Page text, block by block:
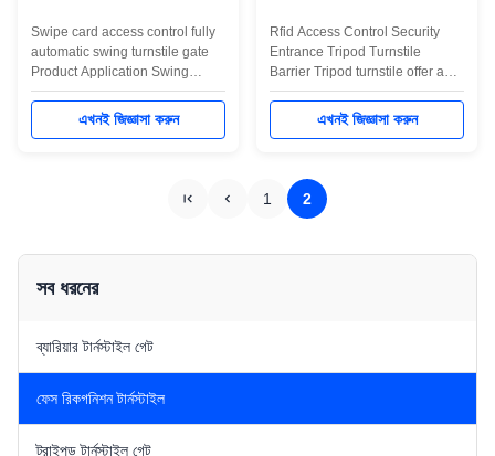
Swipe card access control fully
automatic swing turnstile gate
Product Application Swing
Turnstile ---can be compatible
with IC card, ID card, barcode
card, fingerprint reading card,
এখনই জিজ্ঞাসা করুন
Rfid Access Control Security
Entrance Tripod Turnstile
Barrier Tripod turnstile offer a
compact, cost-effective, fast
operating, easy to use, reliable
entrance solution for internal or
flow of people. The advantages
of using a turnstile ...
এখনই জিজ্ঞাসা করুন
1 2
সব ধরনের
ব্যারিয়ার টার্নস্টাইল গেট
ফেস রিকগনিশন টার্নস্টাইল
ট্রাইপড টার্নস্টাইল গেট